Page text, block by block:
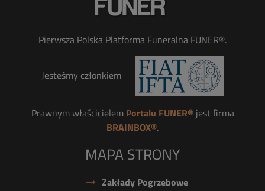
Pierwsza Polska Platforma Funeralna FUNER®.
Jesteśmy członkiem
Prawnym właścicielem Portalu FUNER®jest firma
BRAINBOX®.
MAPA STRONY
Zakłady Pogrzebowe